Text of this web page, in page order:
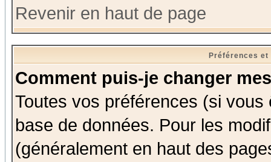
Revenir en haut de page
Préférences
Comment puis-je changer
Toutes vos préférences (si
base de données. Pour les
(généralement en haut des